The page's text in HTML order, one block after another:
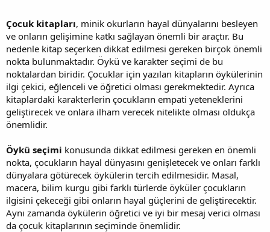
Çocuk kitapları, minik okurların hayal dünyalarını besleyen
ve onların gelişimine katkı sağlayan önemli bir araçtır. Bu
nedenle kitap seçerken dikkat edilmesi gereken birçok önemli
nokta bulunmaktadır. Öykü ve karakter seçimi de bu
noktalardan biridir. Çocuklar için yazılan kitapların öykülerinin
ilgi çekici, eğlenceli ve öğretici olması gerekmektedir. Ayrıca
kitaplardaki karakterlerin çocukların empati yeteneklerini
geliştirecek ve onlara ilham verecek nitelikte olması oldukça
önemlidir.
Öykü seçimi konusunda dikkat edilmesi gereken en önemli
nokta, çocukların hayal dünyasını genişletecek ve onları farklı
dünyalara götürecek öykülerin tercih edilmesidir. Masal,
macera, bilim kurgu gibi farklı türlerde öyküler çocukların
ilgisini çekeceği gibi onların hayal güçlerini de geliştirecektir.
Aynı zamanda öykülerin öğretici ve iyi bir mesaj verici olması
da çocuk kitaplarının seçiminde önemlidir.